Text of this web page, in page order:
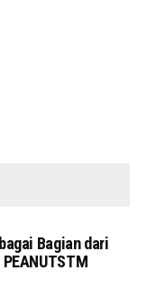
Bagian dari